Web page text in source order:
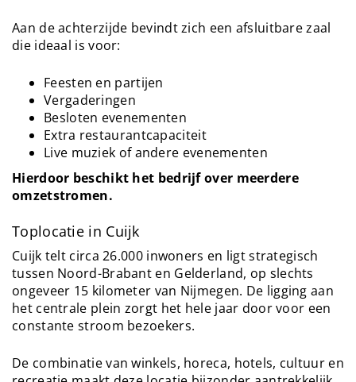
Aan de achterzijde bevindt zich een afsluitbare zaal
die ideaal is voor:
Feesten en partijen
Vergaderingen
Besloten evenementen
Extra restaurantcapaciteit
Live muziek of andere evenementen
Hierdoor beschikt het bedrijf over meerdere
omzetstromen.
Toplocatie in Cuijk
Cuijk telt circa 26.000 inwoners en ligt strategisch
tussen Noord-Brabant en Gelderland, op slechts
ongeveer 15 kilometer van Nijmegen. De ligging aan
het centrale plein zorgt het hele jaar door voor een
constante stroom bezoekers.
De combinatie van winkels, horeca, hotels, cultuur en